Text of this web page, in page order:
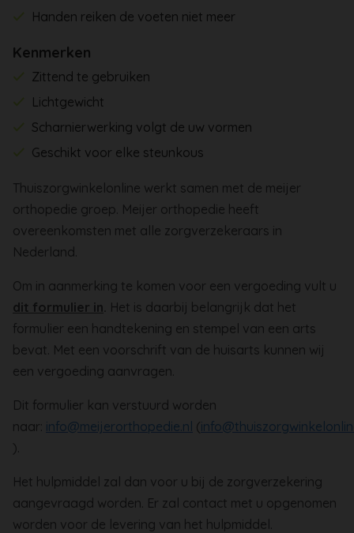
Handen reiken de voeten niet meer
Kenmerken
Zittend te gebruiken
Lichtgewicht
Scharnierwerking volgt de uw vormen
Geschikt voor elke steunkous
Thuiszorgwinkelonline werkt samen met de meijer
orthopedie groep. Meijer orthopedie heeft
overeenkomsten met alle zorgverzekeraars in
Nederland.
Om in aanmerking te komen voor een vergoeding vult u
dit formulier in Het is daarbij belangrijk dat het
formulier een handtekening en stempel van een arts
bevat. Met een voorschrift van de huisarts kunnen wij
een vergoeding aanvragen.
Dit formulier kan verstuurd worden
naar: info@meijerorthopedie.nl (
).
Het hulpmiddel zal dan voor u bij de zorgverzekering
aangevraagd worden. Er zal contact met u opgenomen
worden voor de levering van het hulpmiddel.